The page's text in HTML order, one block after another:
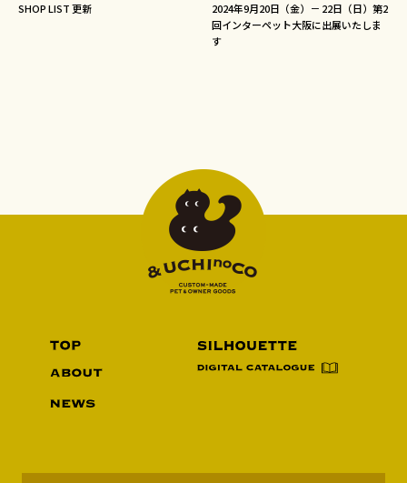
SHOP LIST 更新
2024年9月20日（金）－ 22日（日）第2
回インターペット大阪に出展いたしま
す